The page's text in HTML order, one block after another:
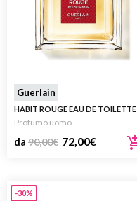
Guerlain
HABIT ROUGE EAU DE TOILETTE
Profumo uomo
da 90,00€ 72,00€
-30%